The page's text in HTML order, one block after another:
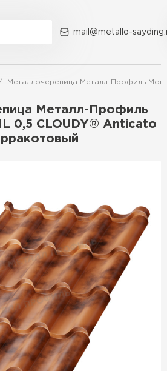
mail@metallo-
Металлочерепица Металл-Профиль
Металл-Профиль
0,5 CLOUDY® Anticato
Акции О компании Контакты